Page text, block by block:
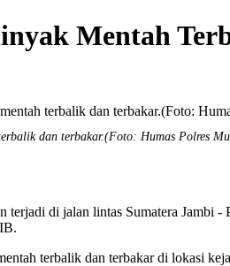
Mentah
dan terbakar.(Foto: Humas Polres
terjadi di jalan lintas Sumatera Jambi
terbalik dan terbakar di lokasi